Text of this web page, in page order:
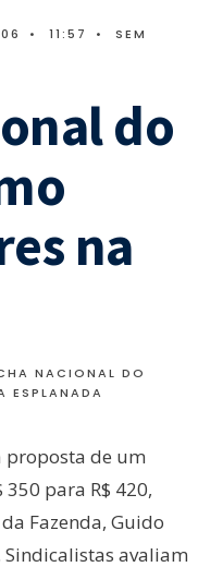
• 11:57 •
SEM
do
na
NACIONAL DO
ESPLANADA
proposta de um
para R$ 420,
Fazenda, Guido
Sindicalistas avaliam